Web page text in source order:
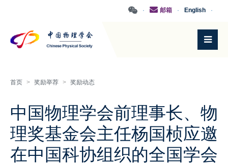
·
English
·
邮箱
·
首页 > 奖励举荐 > 奖励动态
中国物理学会前理事长、物
理奖基金会主任杨国桢应邀
在中国科协组织的全国学会